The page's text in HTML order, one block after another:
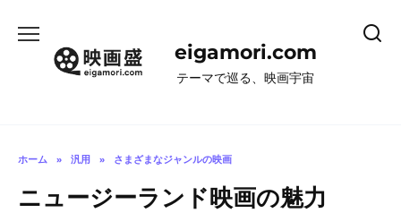
eigamori.com
テーマで巡る、映画宇宙
ホーム » 汎用 » さまざまなジャンルの映画
ニュージーランド映画の魅力